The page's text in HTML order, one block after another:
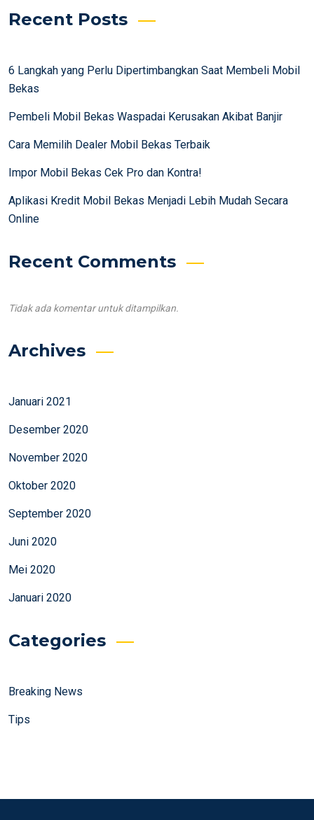
Recent Posts
6 Langkah yang Perlu Dipertimbangkan Saat Membeli Mobil
Bekas
Pembeli Mobil Bekas Waspadai Kerusakan Akibat Banjir
Cara Memilih Dealer Mobil Bekas Terbaik
Impor Mobil Bekas Cek Pro dan Kontra!
Aplikasi Kredit Mobil Bekas Menjadi Lebih Mudah Secara
Online
Recent Comments
Tidak ada komentar untuk ditampilkan.
Archives
Januari 2021
Desember 2020
November 2020
Oktober 2020
September 2020
Juni 2020
Mei 2020
Januari 2020
Categories
Breaking News
Tips